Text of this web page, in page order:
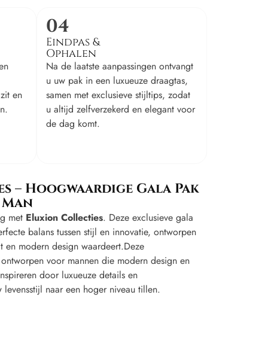
en
04
Eindpas &
Ophalen
Na de laatste aanpassingen ontvangt
u uw pak in een luxueuze draagtas,
samen met exclusieve stijltips, zodat
u altijd zelfverzekerd en elegant voor
de dag komt.
– Hoogwaardige Gala Pak
met Eluxion Collecties. Deze exclusieve gala
balans tussen stijl en innovatie, ontworpen
modern design waardeert.Deze
voor mannen die modern design en
door luxueuze details en
naar een hoger niveau tillen.